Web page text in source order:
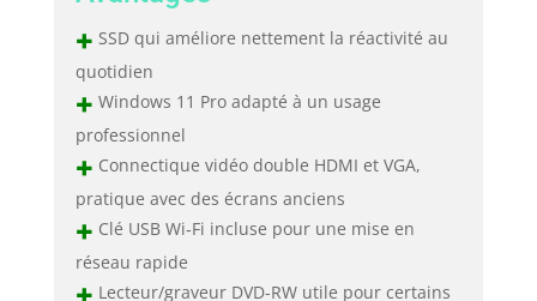
+ SSD qui améliore nettement la réactivité au
quotidien
+ Windows 11 Pro adapté à un usage
professionnel
+ Connectique vidéo double HDMI et VGA,
pratique avec des écrans anciens
+ Clé USB Wi‑Fi incluse pour une mise en
réseau rapide
Lecteur/graveur DVD-RW utile pour certains